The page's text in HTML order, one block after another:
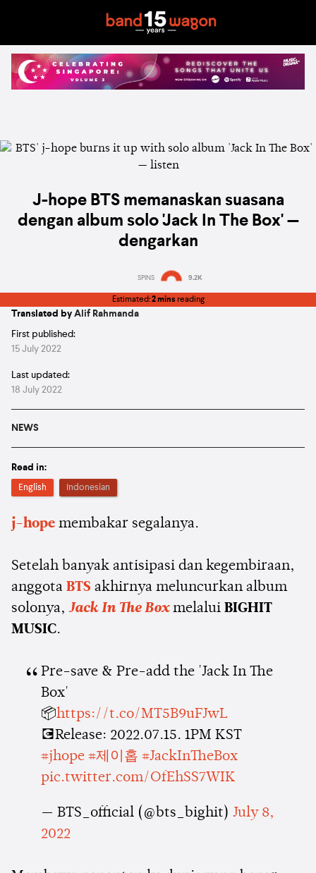
J-hope BTS memanaskan suasana
dengan album solo 'Jack In The Box' —
dengarkan
SPINS 9.2K
Estimated:2 mins reading
Translated by Alif Rahmanda
First published:
15 July 2022
Last updated:
18 July 2022
NEWS
Read in:
English Indonesian
j-hope membakar segalanya.
Setelah banyak antisipasi dan kegembiraan,
anggota BTS akhirnya meluncurkan album
solonya, Jack In The Boxmelalui BIGHIT
MUSIC.
Pre-save & Pre-add the 'Jack In The
Box'
📦https://t.co/MT5B9uFJwL
💽Release: 2022.07.15. 1PM KST
#jhope #제이홉 #JackInTheBox
pic.twitter.com/OfEhSS7WIK
— BTS_official (@bts_bighit) July 8,
2022